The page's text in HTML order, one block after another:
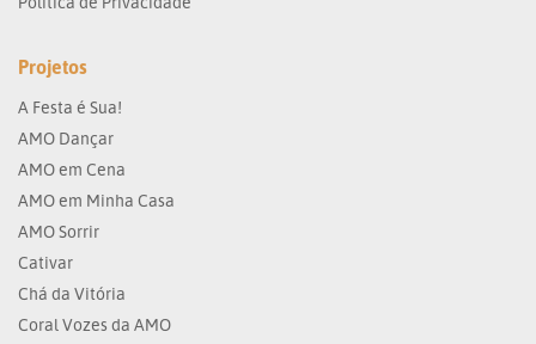
Projetos
A Festa é Sua!
AMO Dançar
AMO em Cena
AMO em Minha Casa
AMO Sorrir
Cativar
Chá da Vitória
Coral Vozes da AMO